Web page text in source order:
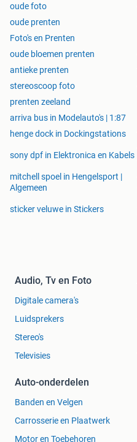
oude foto
oude prenten
Foto's en Prenten
oude bloemen prenten
antieke prenten
stereoscoop foto
prenten zeeland
arriva bus in Modelauto's | 1:87
henge dock in Dockingstations
sony dpf in Elektronica en Kabels
mitchell spoel in Hengelsport |
Algemeen
sticker veluwe in Stickers
Audio, Tv en Foto
Digitale camera's
Luidsprekers
Stereo's
Televisies
Auto-onderdelen
Banden en Velgen
Carrosserie en Plaatwerk
Motor en Toebehoren